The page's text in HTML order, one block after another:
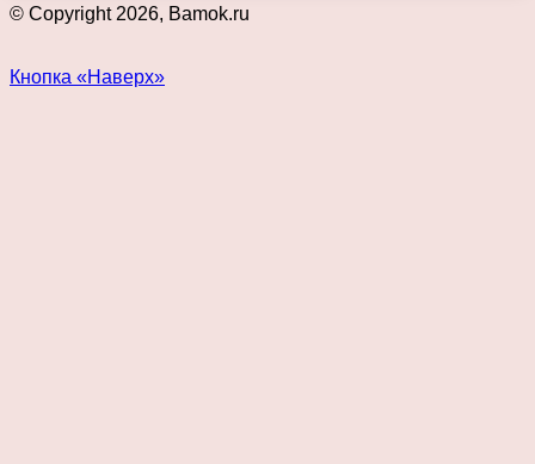
© Copyright 2026, Bamok.ru
Кнопка «Наверх»